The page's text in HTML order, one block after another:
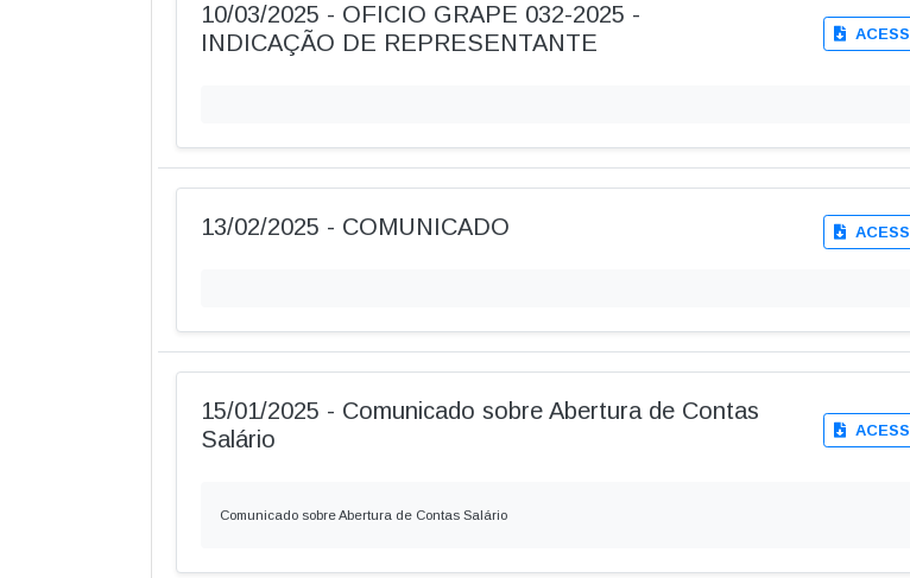
10/03/2025 - OFICIO GRAPE 032-2025 -
INDICAÇÃO DE REPRESENTANTE
13/02/2025 - COMUNICADO
15/01/2025 - Comunicado sobre Abertura de Contas
Salário
Comunicado sobre Abertura de Contas Salário